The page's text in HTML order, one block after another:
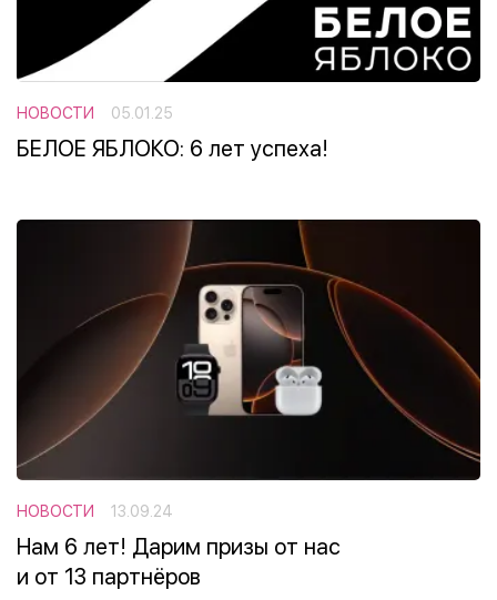
НОВОСТИ 05.01.25
БЕЛОЕ ЯБЛОКО: 6 лет успеха!
НОВОСТИ 13.09.24
Нам 6 лет! Дарим призы от нас
и от 13 партнёров